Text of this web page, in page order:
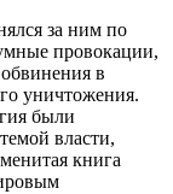
за ним по
провокации,
в
уничтожения.
были
власти,
книга